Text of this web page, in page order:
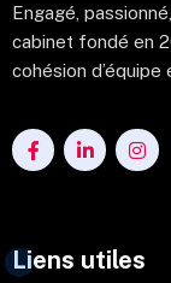
Engagé,
cabinet fondé en
cohésion
Liens utiles